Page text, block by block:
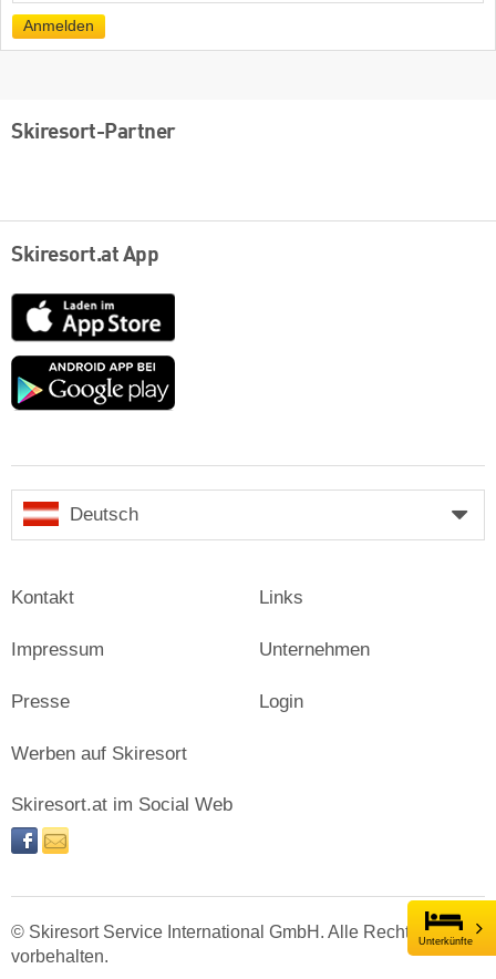
Unterkünfte
Anmelden
Skiresort-Partner
Skiresort.at App
App
Store
Google
Deutsch
Kontakt
Impressum
Presse
Links
Unternehmen
Login
Werben auf Skiresort
Skiresort.at im Social Web
facebooknewsletter
© Skiresort Service International GmbH. Alle Rechte
vorbehalten.